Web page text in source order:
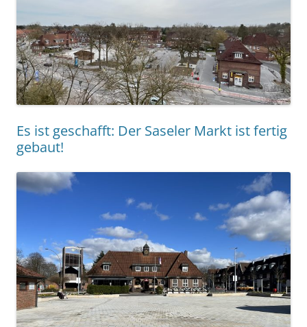
Es ist geschafft: Der Saseler Markt ist fertig
gebaut!